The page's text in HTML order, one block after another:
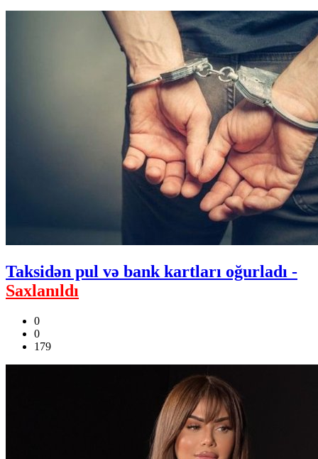
Taksidən pul və bank kartları oğurladı -
Saxlanıldı
0
0
179